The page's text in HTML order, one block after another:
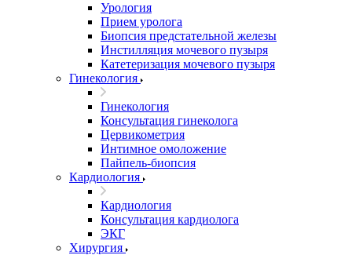
Урология
Прием уролога
Биопсия предстательной железы
Инстилляция мочевого пузыря
Катетеризация мочевого пузыря
Гинекология
Гинекология
Консультация гинеколога
Цервикометрия
Интимное омоложение
Пайпель-биопсия
Кардиология
Кардиология
Консультация кардиолога
ЭКГ
Хирургия